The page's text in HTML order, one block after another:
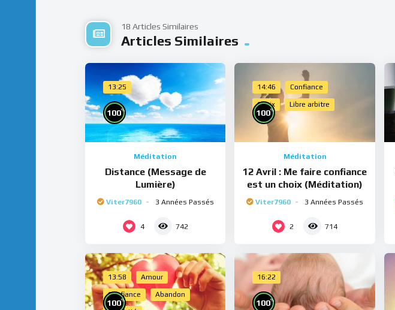
18 Articles Similaires
Articles Similaires
13:25
100%
Méditation
Distance (Message de
Lumière)
Viter7960 3 Années Passés
4 742
14:46 Confiance
Choix Libre arbitre
100%
Méditation
12 Avril : Me faire confiance
est un choix (Méditation)
Viter7960 3 Années Passés
2 714
13:58 Amour
Confiance Abandon
100%
16:22
100%